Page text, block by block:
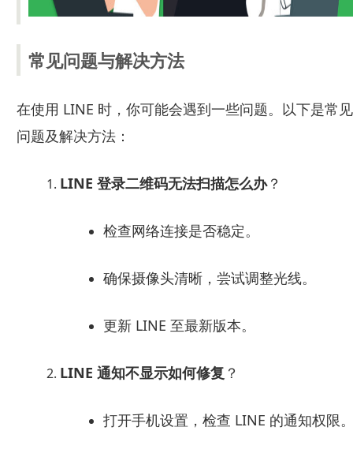
常见问题与解决方法
在使用 LINE 时，你可能会遇到一些问题。以下是常见
问题及解决方法：
LINE 登录二维码无法扫描怎么办？
检查网络连接是否稳定。
确保摄像头清晰，尝试调整光线。
更新 LINE 至最新版本。
LINE 通知不显示如何修复 ？
打开手机设置，检查 LINE 的通知权限